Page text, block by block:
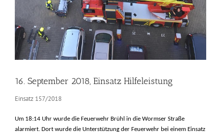
16. September 2018, Einsatz Hilfeleistung
Einsatz 157/2018
Um 18:14 Uhr wurde die Feuerwehr Brühl in die Wormser Straße
alarmiert. Dort wurde die Unterstützung der Feuerwehr bei einem Einsatz